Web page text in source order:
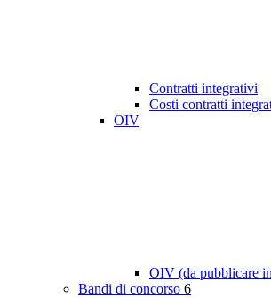
Contratti integrativi
Costi contratti
OIV
OIV (da pubblicare
Bandi di concorso 6